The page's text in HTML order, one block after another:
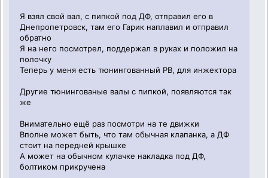
Я взял свой вал, с пипкой под ДФ, отправил его в
Днепропетровск, там его Гарик наплавил и отправил
обратно
Я на него посмотрел, поддержал в руках и положил на
полочку
Теперь у меня есть тюнингованный РВ, для инжектора
Другие тюнингованые валы с пипкой, появляются так
же
Внимательно ещё раз посмотри на те движки
Вполне может быть, что там обычная клапанка, а ДФ
стоит на передней крышке
А может на обычном кулачке накладка под ДФ,
болтиком прикручена